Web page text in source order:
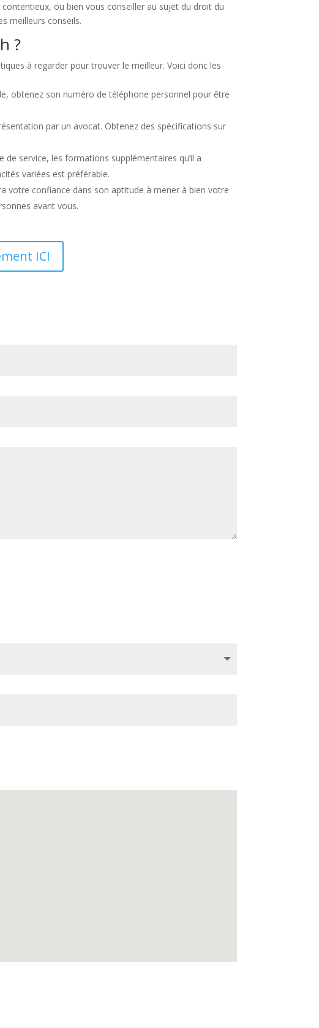
ou bien vous conseiller au sujet du droit du
meilleurs conseils.
?
à regarder pour trouver le meilleur. Voici donc les
obtenez son numéro de téléphone personnel pour être
par un avocat. Obtenez des spécifications sur
service, les formations supplémentaires qu’il a
variées est préférable.
votre confiance dans son aptitude à mener à bien votre
avant vous.
ICI